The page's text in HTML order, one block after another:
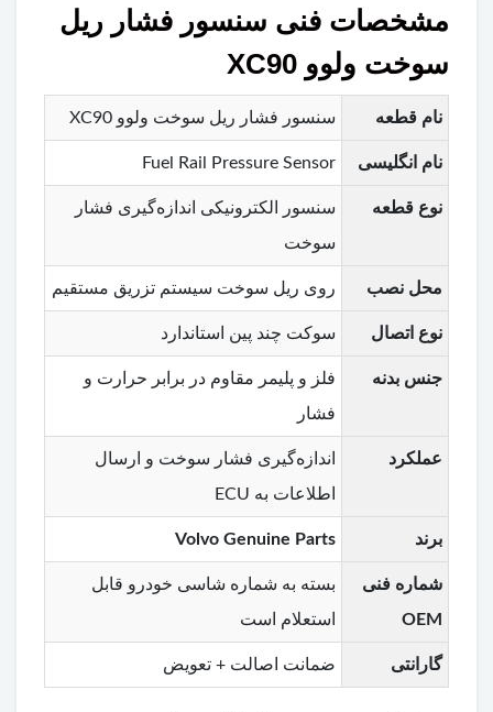
مشخصات فنی سنسور فشار ریل
سوخت ولوو XC90
نام قطعه سنسور فشار ریل سوخت ولوو XC90
نام انگلیسی Fuel Rail Pressure Sensor
نوع قطعه
سنسور الکترونیکی اندازه‌گیری فشار
سوخت
محل نصب روی ریل سوخت سیستم تزریق مستقیم
نوع اتصال سوکت چند پین استاندارد
جنس بدنه
فلز و پلیمر مقاوم در برابر حرارت و
فشار
عملکرد
اندازه‌گیری فشار سوخت و ارسال
اطلاعات به ECU
برند Volvo Genuine Parts
شماره فنی
OEM
بسته به شماره شاسی خودرو قابل
استعلام است
گارانتی ضمانت اصالت + تعویض